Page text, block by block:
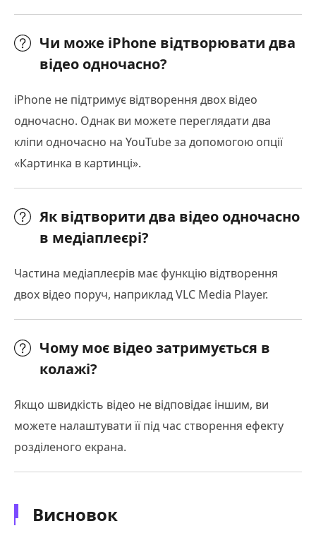
Чи може iPhone відтворювати два
відео одночасно?
iPhone не підтримує відтворення двох відео
одночасно. Однак ви можете переглядати два
кліпи одночасно на YouTube за допомогою опції
«Картинка в картинці».
Як відтворити два відео одночасно
в медіаплеєрі?
Частина медіаплеєрів має функцію відтворення
двох відео поруч, наприклад VLC Media Player.
Чому моє відео затримується в
колажі?
Якщо швидкість відео не відповідає іншим, ви
можете налаштувати її під час створення ефекту
розділеного екрана.
Висновок